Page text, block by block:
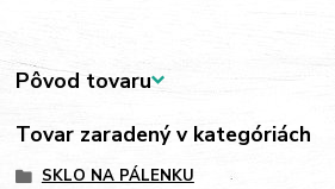
Pôvod tovaru
Tovar zaradený v kategóriách
SKLO NA PÁLENKU